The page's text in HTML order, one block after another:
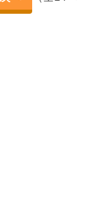
】